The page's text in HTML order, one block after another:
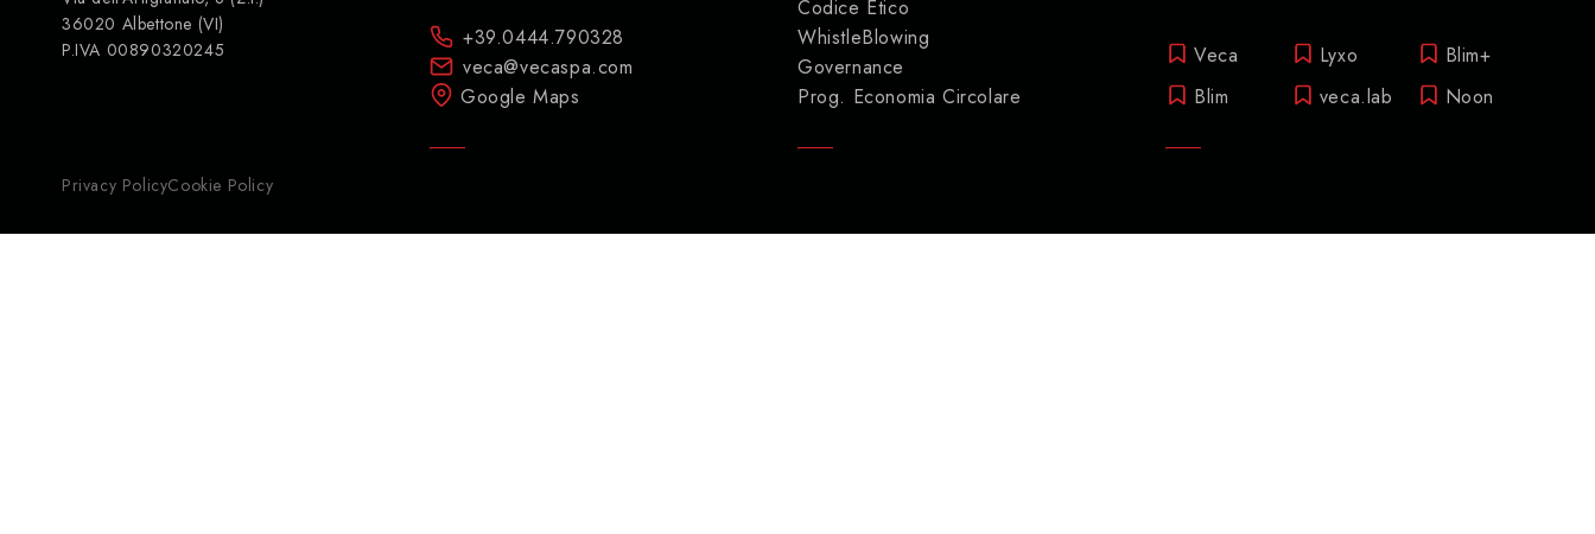
36020 Albettone (VI)
P.IVA 00890320245
+39.0444.790328
veca@vecaspa.com
Google Maps
Codice Etico
WhistleBlowing
Governance
Prog. Economia Circolare
Veca Lyxo
Blim+
Blim
veca.lab Noon
Privacy PolicyCookie Policy